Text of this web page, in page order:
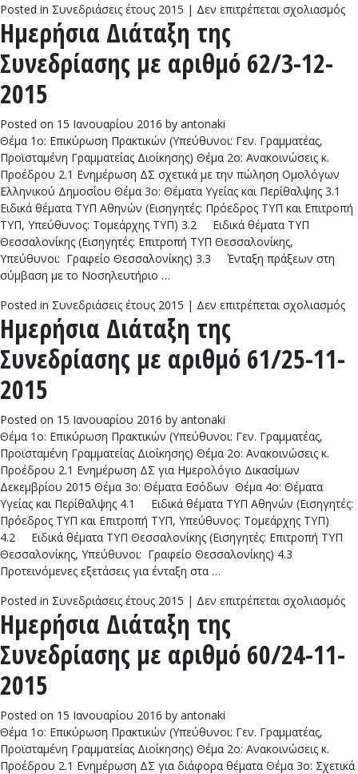
Posted in Συνεδριάσεις έτους 2015 | Δεν επιτρέπεται σχολιασμός
Ημερήσια Διάταξη της
Συνεδρίασης με αριθμό 62/3-12-
2015
Posted on 15 Ιανουαρίου 2016 by antonaki
Θέμα 1ο: Επικύρωση Πρακτικών (Υπεύθυνοι: Γεν. Γραμματέας,
Προϊσταμένη Γραμματείας Διοίκησης) Θέμα 2ο: Ανακοινώσεις κ.
Προέδρου 2.1 Ενημέρωση ΔΣ σχετικά με την πώληση Ομολόγων
Ελληνικού Δημοσίου Θέμα 3ο: Θέματα Υγείας και Περίθαλψης 3.1
Ειδικά θέματα ΤΥΠ Αθηνών (Εισηγητές: Πρόεδρος ΤΥΠ και Επιτροπή
ΤΥΠ, Υπεύθυνος: Τομεάρχης ΤΥΠ) 3.2 Ειδικά θέματα ΤΥΠ
Θεσσαλονίκης (Εισηγητές: Επιτροπή ΤΥΠ Θεσσαλονίκης,
Υπεύθυνοι: Γραφείο Θεσσαλονίκης) 3.3 Ένταξη πράξεων στη
σύμβαση με το Νοσηλευτήριο …
Posted in Συνεδριάσεις έτους 2015 | Δεν επιτρέπεται σχολιασμός
Ημερήσια Διάταξη της
Συνεδρίασης με αριθμό 61/25-11-
2015
Posted on 15 Ιανουαρίου 2016 by antonaki
Θέμα 1ο: Επικύρωση Πρακτικών (Υπεύθυνοι: Γεν. Γραμματέας,
Προϊσταμένη Γραμματείας Διοίκησης) Θέμα 2ο: Ανακοινώσεις κ.
Προέδρου 2.1 Ενημέρωση ΔΣ για Ημερολόγιο Δικασίμων
Δεκεμβρίου 2015 Θέμα 3ο: Θέματα Εσόδων Θέμα 4ο: Θέματα
Υγείας και Περίθαλψης 4.1 Ειδικά θέματα ΤΥΠ Αθηνών (Εισηγητές:
Πρόεδρος ΤΥΠ και Επιτροπή ΤΥΠ, Υπεύθυνος: Τομεάρχης ΤΥΠ)
4.2 Ειδικά θέματα ΤΥΠ Θεσσαλονίκης (Εισηγητές: Επιτροπή ΤΥΠ
Θεσσαλονίκης, Υπεύθυνοι: Γραφείο Θεσσαλονίκης) 4.3
Προτεινόμενες εξετάσεις για ένταξη στα …
Posted in Συνεδριάσεις έτους 2015 | Δεν επιτρέπεται σχολιασμός
Ημερήσια Διάταξη της
Συνεδρίασης με αριθμό 60/24-11-
2015
Posted on 15 Ιανουαρίου 2016 by antonaki
Θέμα 1ο: Επικύρωση Πρακτικών (Υπεύθυνοι: Γεν. Γραμματέας,
Προϊσταμένη Γραμματείας Διοίκησης) Θέμα 2ο: Ανακοινώσεις κ.
Προέδρου 2.1 Ενημέρωση ΔΣ για διάφορα θέματα Θέμα 3ο: Σχετικά